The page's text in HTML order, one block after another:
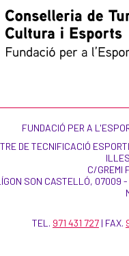
FUNDACIÓ PER A
DE TECNIFICACIÓ
C/GREMI
SON CASTELLÓ, 07009
TEL. 971 431 727 | FAX.